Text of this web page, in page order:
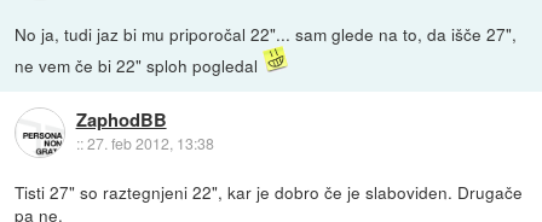
No ja, tudi jaz bi mu priporočal 22"... sam glede na to, da išče 27",
ne vem če bi 22" sploh pogledal
ZaphodBB
::27. feb 2012, 13:38
Tisti 27" so raztegnjeni 22", kar je dobro če je slaboviden. Drugače
pa ne.